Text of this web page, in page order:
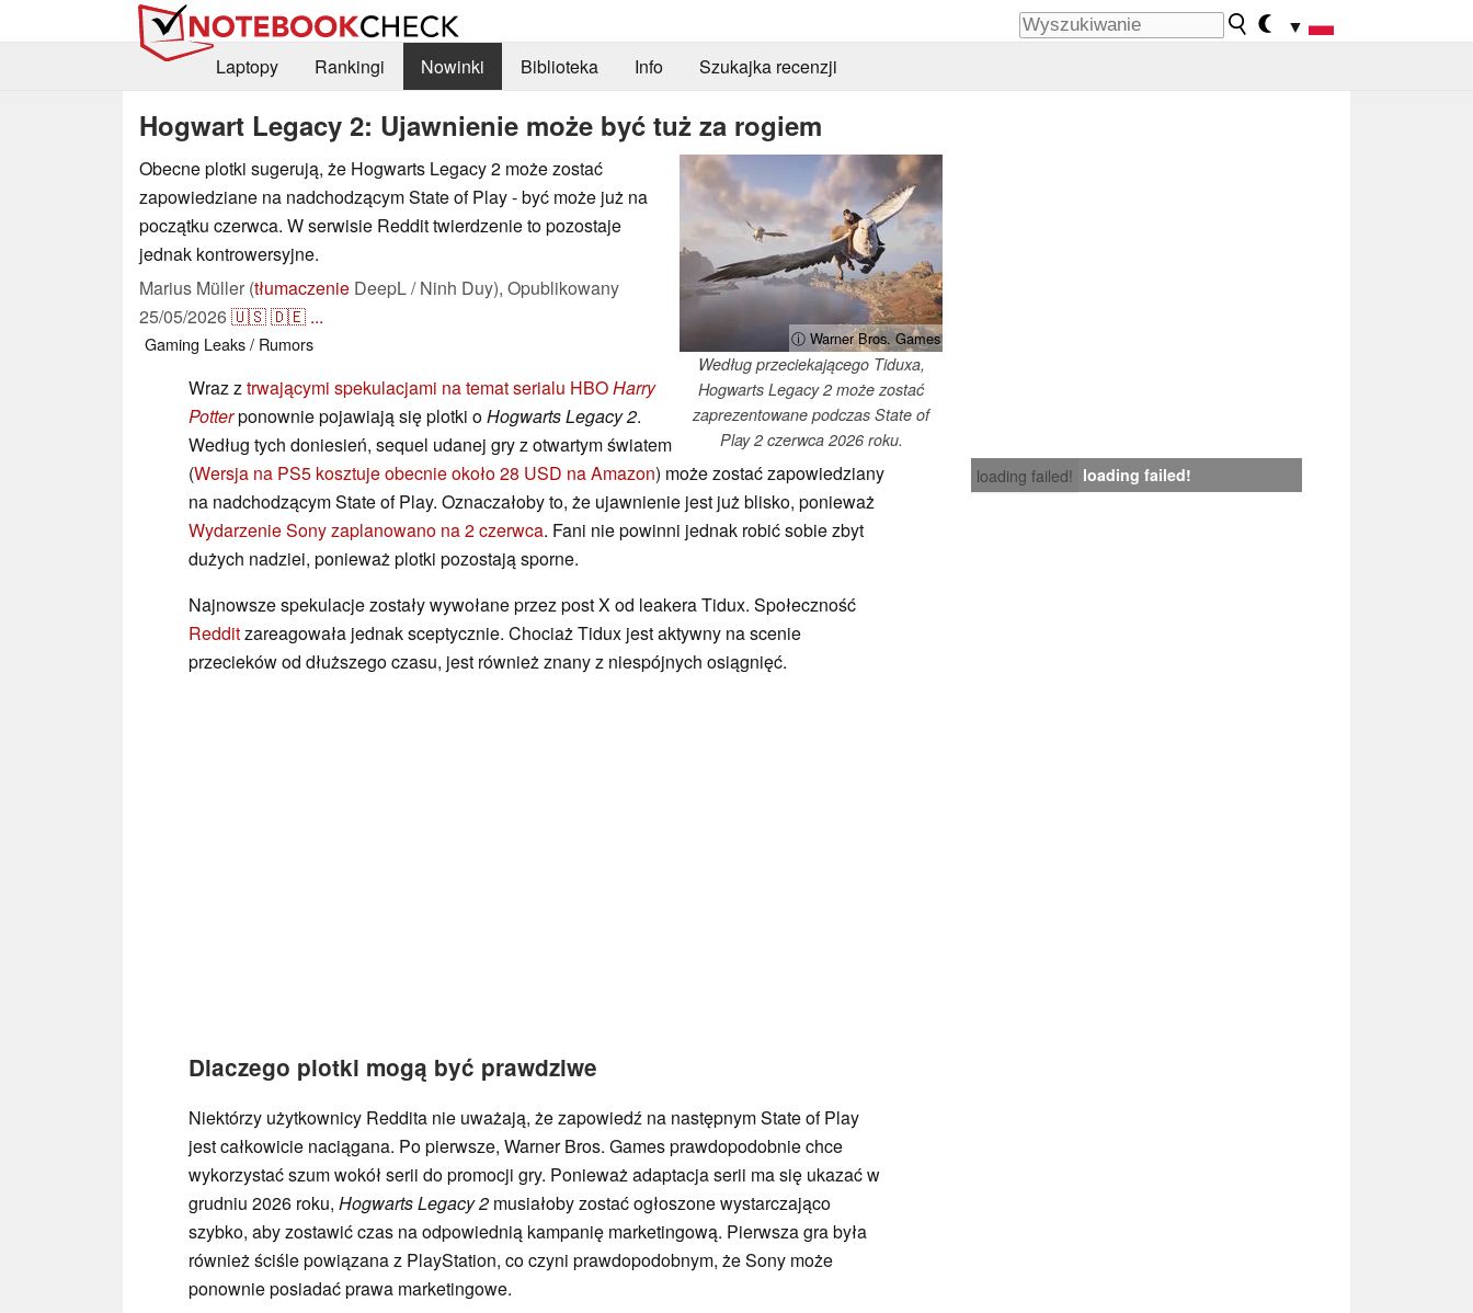
▼
Laptopy
Rankingi Nowinki Biblioteka Info Szukajka recenzji
Hogwart Legacy 2: Ujawnienie może być tuż za rogiem
ⓘ Warner Bros. Games
Według przeciekającego Tiduxa,
Hogwarts Legacy 2 może zostać
zaprezentowane podczas State of
Play 2 czerwca 2026 roku.
Obecne plotki sugerują, że Hogwarts Legacy 2 może zostać
zapowiedziane na nadchodzącym State of Play - być może już na
początku czerwca. W serwisie Reddit twierdzenie to pozostaje
jednak kontrowersyjne.
Marius Müller (tłumaczenie DeepL / Ninh Duy), Opublikowany
25/05/2026🇺🇸🇩🇪 ...
Gaming Leaks / Rumors
loading failed! loading failed!
Wraz ztrwającymi spekulacjami na temat serialu HBOHarry
Potterponownie pojawiają się plotki oHogwarts Legacy 2.
Według tych doniesień, sequel udanej gry z otwartym światem
(Wersja na PS5 kosztuje obecnie około 28 USD na Amazon) może zostać zapowiedziany
na nadchodzącym State of Play. Oznaczałoby to, że ujawnienie jest już blisko, ponieważ
Wydarzenie Sony zaplanowano na 2 czerwca. Fani nie powinni jednak robić sobie zbyt
dużych nadziei, ponieważ plotki pozostają sporne.
Najnowsze spekulacje zostały wywołane przez post X od leakera Tidux. Społeczność
Redditzareagowała jednak sceptycznie. Chociaż Tidux jest aktywny na scenie
przecieków od dłuższego czasu, jest również znany z niespójnych osiągnięć.
Dlaczego plotki mogą być prawdziwe
Niektórzy użytkownicy Reddita nie uważają, że zapowiedź na następnym State of Play
jest całkowicie naciągana. Po pierwsze, Warner Bros. Games prawdopodobnie chce
wykorzystać szum wokół serii do promocji gry. Ponieważ adaptacja serii ma się ukazać w
grudniu 2026 roku, Hogwarts Legacy 2 musiałoby zostać ogłoszone wystarczająco
szybko, aby zostawić czas na odpowiednią kampanię marketingową. Pierwsza gra była
również ściśle powiązana z PlayStation, co czyni prawdopodobnym, że Sony może
ponownie posiadać prawa marketingowe.